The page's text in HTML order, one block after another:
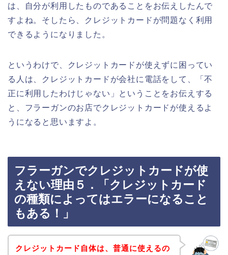
は、自分が利用したものであることをお伝えしたんで
すよね。そしたら、クレジットカードが問題なく利用
できるようになりました。
というわけで、クレジットカードが使えずに困ってい
る人は、クレジットカードが会社に電話をして、「不
正に利用したわけじゃない」ということをお伝えする
と、フラーガンのお店でクレジットカードが使えるよ
うになると思いますよ。
フラーガンでクレジットカードが使
えない理由５．「クレジットカード
の種類によってはエラーになること
もある！」
クレジットカード自体は、普通に使えるの